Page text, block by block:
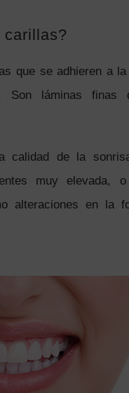
carillas?
que se adhieren a
Son láminas finas
calidad de la
muy elevada, o
alteraciones en la